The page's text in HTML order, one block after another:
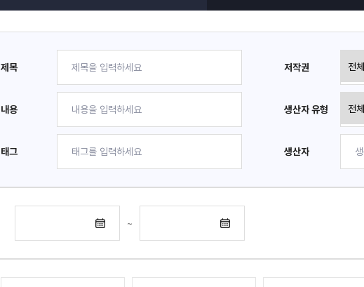
제목
내용
태그
저작권
생산자 유형
생산자
~